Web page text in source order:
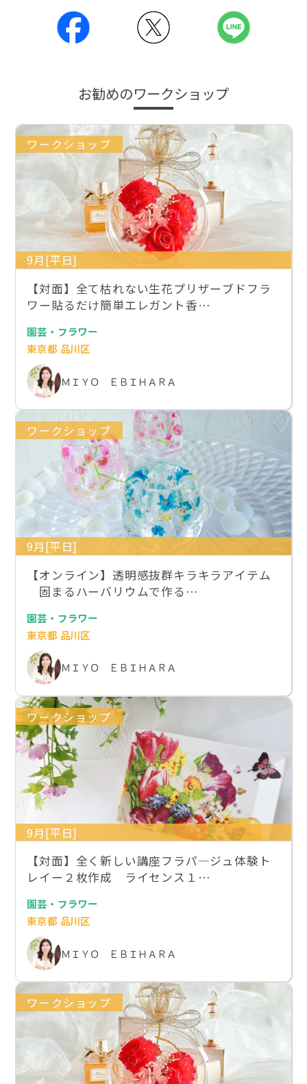
お勧めのワークショップ
ワークショップ
9月[平日]
【対面】全て枯れない生花プリザーブドフラ
ワー貼るだけ簡単エレガント香…
園芸・フラワー
東京都 品川区
ＭＩＹＯ ＥＢＩＨＡＲＡ
ワークショップ
9月[平日]
【オンライン】透明感抜群キラキラアイテム
固まるハーバリウムで作る…
園芸・フラワー
東京都 品川区
ＭＩＹＯ ＥＢＩＨＡＲＡ
ワークショップ
9月[平日]
【対面】全く新しい講座フラパ―ジュ体験ト
レイー２枚作成 ライセンス１…
園芸・フラワー
東京都 品川区
ＭＩＹＯ ＥＢＩＨＡＲＡ
ワークショップ